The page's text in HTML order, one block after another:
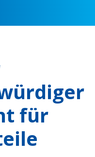
für